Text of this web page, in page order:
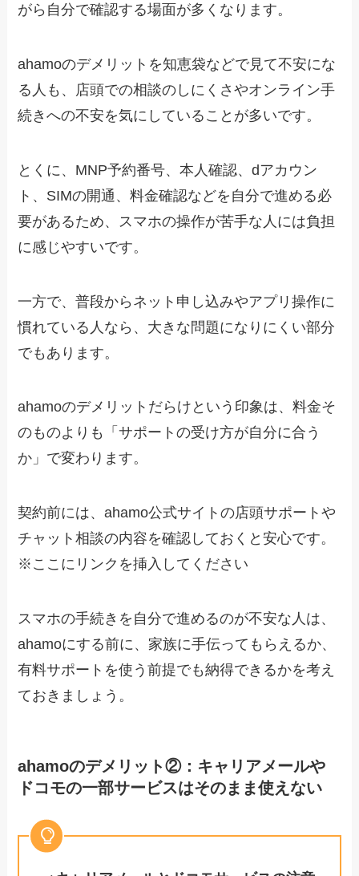
がら自分で確認する場面が多くなります。
ahamoのデメリットを知恵袋などで見て不安にな
る人も、店頭での相談のしにくさやオンライン手
続きへの不安を気にしていることが多いです。
とくに、MNP予約番号、本人確認、dアカウン
ト、SIMの開通、料金確認などを自分で進める必
要があるため、スマホの操作が苦手な人には負担
に感じやすいです。
一方で、普段からネット申し込みやアプリ操作に
慣れている人なら、大きな問題になりにくい部分
でもあります。
ahamoのデメリットだらけという印象は、料金そ
のものよりも「サポートの受け方が自分に合う
か」で変わります。
契約前には、ahamo公式サイトの店頭サポートや
チャット相談の内容を確認しておくと安心です。
※ここにリンクを挿入してください
スマホの手続きを自分で進めるのが不安な人は、
ahamoにする前に、家族に手伝ってもらえるか、
有料サポートを使う前提でも納得できるかを考え
ておきましょう。
ahamoのデメリット②：キャリアメールや
ドコモの一部サービスはそのまま使えない